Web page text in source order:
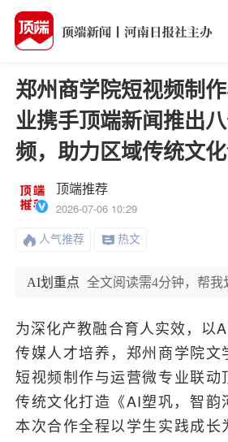
郑州商学院短视频制
业携手顶端新闻推出
频，助力区域传统文
顶端推荐
2026-07-06 10:29
人气推荐 热文
AI划重点 全文阅读需4分钟，帮我
为深化产教融合育人实效，以
传媒人才培养，郑州商学院文
短视频制作与运营微专业联动
传统文化打造《AI塑巩，智韵
本次合作全程以学生实践成长